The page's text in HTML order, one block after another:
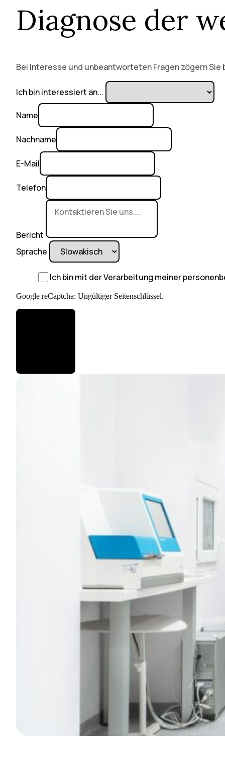
Diagnose der
Bei Interesse und unbeantworteten Fragen zögern
Ich bin interessiert an...
Name
Nachname
E-Mail
Telefon
Bericht
Sprache
Ich bin mit der Verarbeitung meiner
Google reCaptcha: Ungültiger Seitenschlüssel.